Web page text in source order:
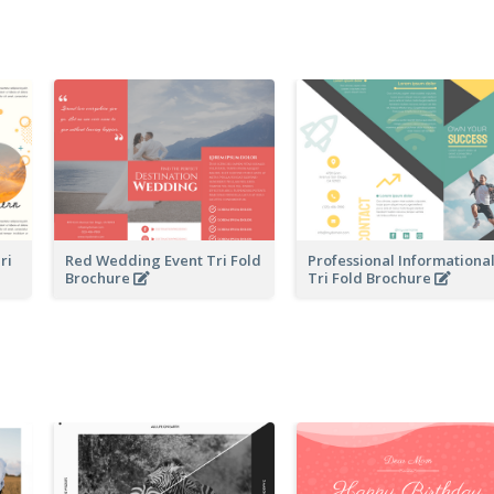
Red Wedding Event Tri Fold
Brochure
Professional Informational
Tri Fold Brochure